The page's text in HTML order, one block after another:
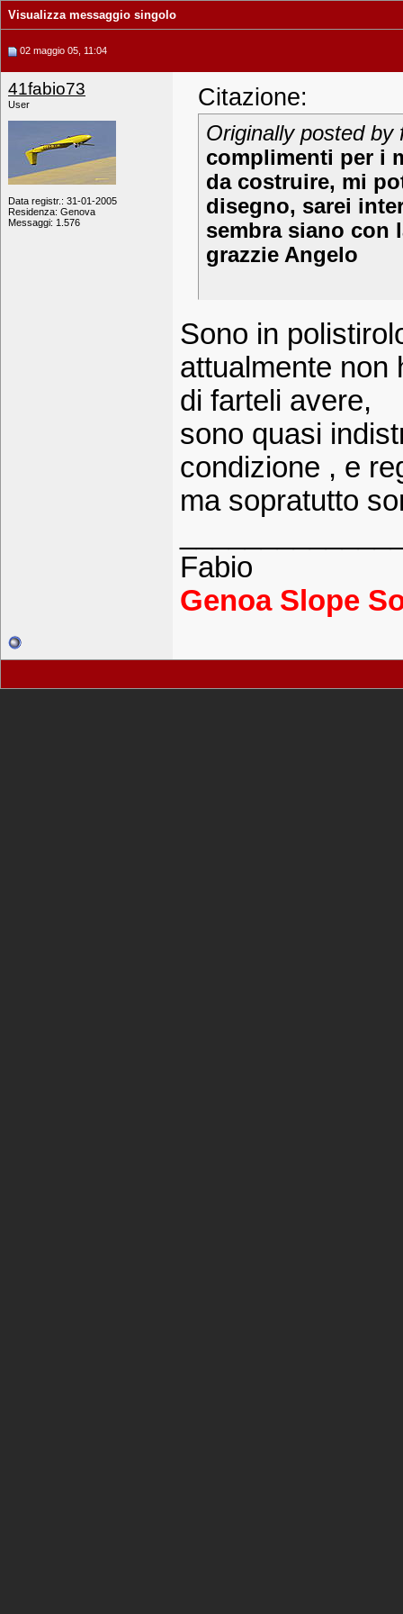
Visualizza messaggio singolo
02 maggio 05, 11:04
41fabio73
User
Data registr.: 31-01-2005
Residenza: Genova
Messaggi: 1.576
Citazione:
Originally posted by
complimenti per i
da costruire, mi
disegno, sarei
sembra siano con
grazzie Angelo
Sono in
attualmente non
di farteli avere,
sono quasi
condizione , e
ma sopratutto
Fabio
Genoa Slope